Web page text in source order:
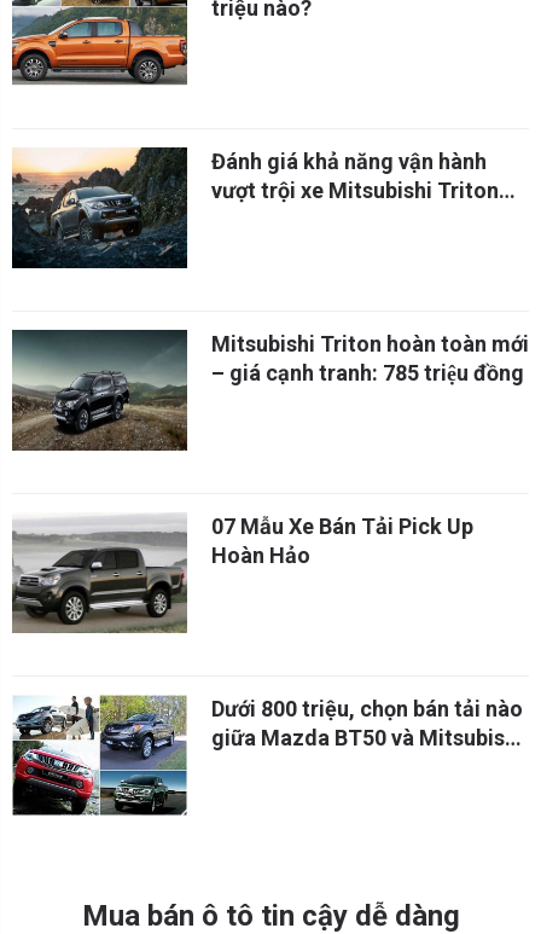
triệu nào?
Đánh giá khả năng vận hành
vượt trội xe Mitsubishi Triton
Mitsubishi Triton hoàn toàn mới
– giá cạnh tranh: 785 triệu đồng
07 Mẫu Xe Bán Tải Pick Up
Hoàn Hảo
Dưới 800 triệu, chọn bán tải nào
giữa Mazda BT50 và Mitsubishi
Mua bán ô tô tin cậy dễ dàng